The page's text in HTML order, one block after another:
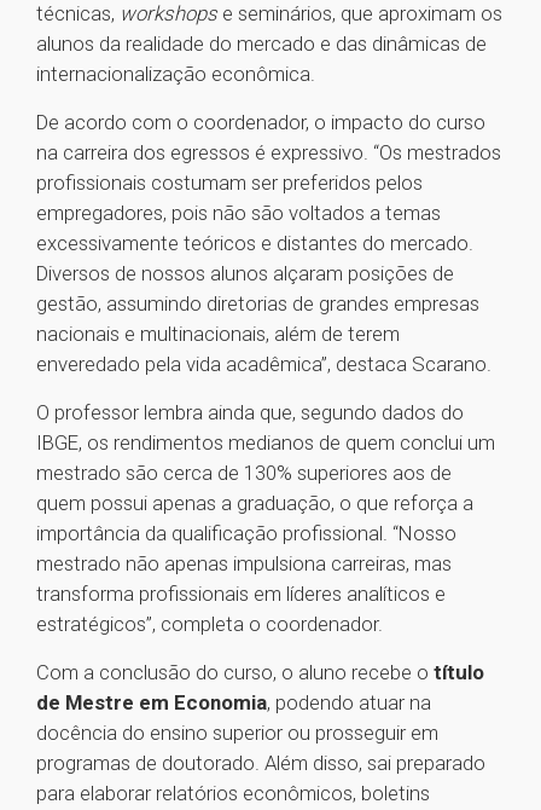
técnicas, workshops e seminários, que aproximam os
alunos da realidade do mercado e das dinâmicas de
internacionalização econômica.
De acordo com o coordenador, o impacto do curso
na carreira dos egressos é expressivo. “Os mestrados
profissionais costumam ser preferidos pelos
empregadores, pois não são voltados a temas
excessivamente teóricos e distantes do mercado.
Diversos de nossos alunos alçaram posições de
gestão, assumindo diretorias de grandes empresas
nacionais e multinacionais, além de terem
enveredado pela vida acadêmica”, destaca Scarano.
O professor lembra ainda que, segundo dados do
IBGE, os rendimentos medianos de quem conclui um
mestrado são cerca de 130% superiores aos de
quem possui apenas a graduação, o que reforça a
importância da qualificação profissional. “Nosso
mestrado não apenas impulsiona carreiras, mas
transforma profissionais em líderes analíticos e
estratégicos”, completa o coordenador.
Com a conclusão do curso, o aluno recebe o título
de Mestre em Economia, podendo atuar na
docência do ensino superior ou prosseguir em
programas de doutorado. Além disso, sai preparado
para elaborar relatórios econômicos, boletins